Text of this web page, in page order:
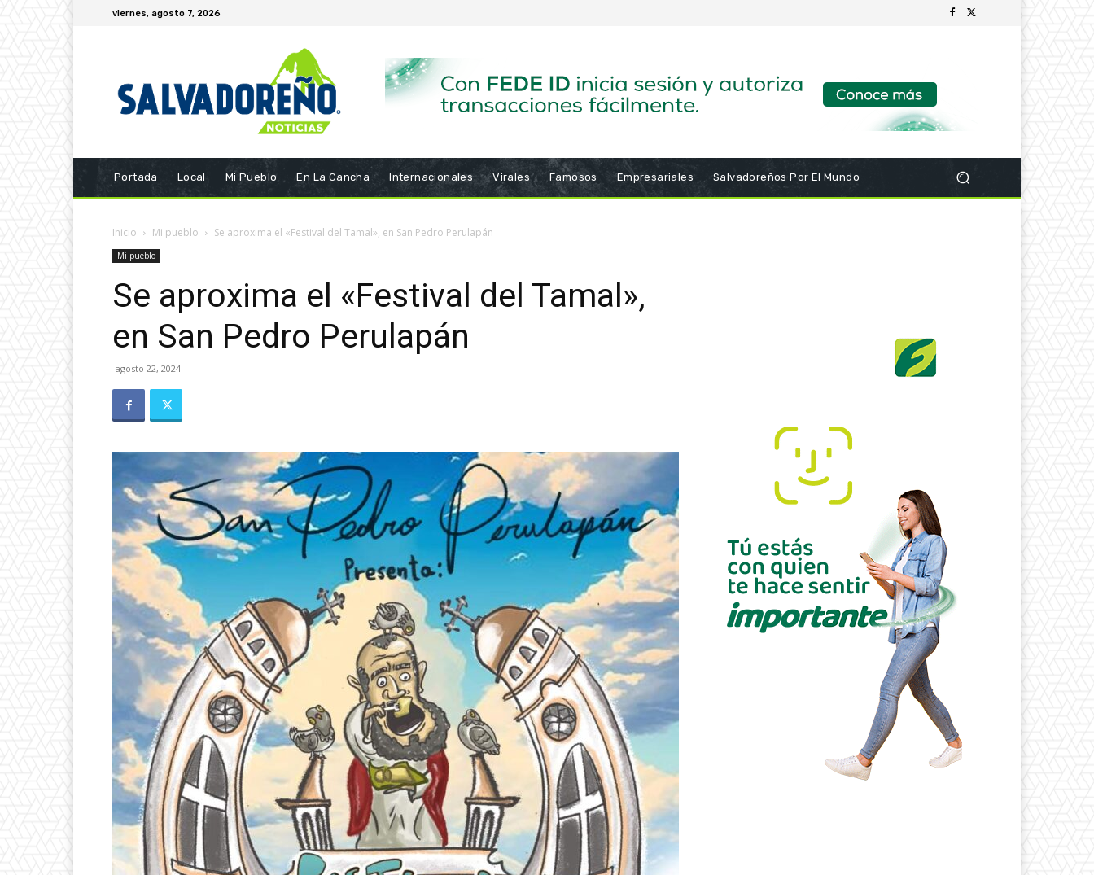
viernes, agosto 7, 2026
Portada Local Mi Pueblo En La Cancha Internacionales Virales Famosos Empresariales Salvadoreños Por El Mundo
Inicio Mi pueblo Se aproxima el «Festival del Tamal», en San Pedro Perulapán
Mi pueblo
Se aproxima el «Festival del Tamal»,
en San Pedro Perulapán
agosto 22, 2024